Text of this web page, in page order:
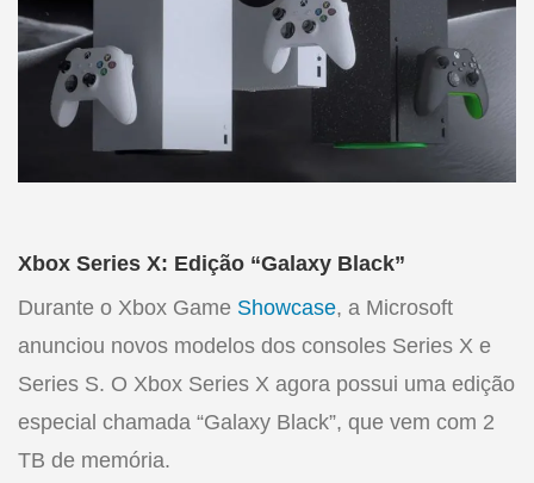
Xbox Series X: Edição “Galaxy Black”
Durante o Xbox Game Showcase, a Microsoft
anunciou novos modelos dos consoles Series X e
Series S. O Xbox Series X agora possui uma edição
especial chamada “Galaxy Black”, que vem com 2
TB de memória.